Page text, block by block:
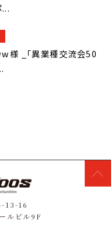
様 _「異業種交流会50
13-16
ルビル9F